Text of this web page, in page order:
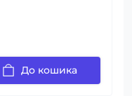
До кошика